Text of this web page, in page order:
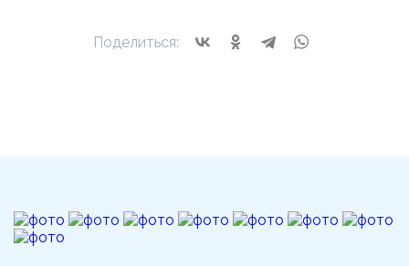
Поделиться: